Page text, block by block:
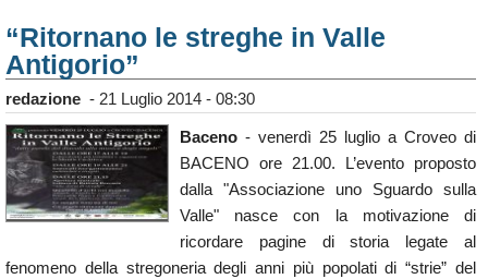
Annunci
“Ritornano le streghe in Valle
Antigorio”
redazione - 21 Luglio 2014 - 08:30
Baceno - venerdì 25 luglio a Croveo di
BACENO ore 21.00. L’evento proposto
dalla "Associazione uno Sguardo sulla
Valle" nasce con la motivazione di
ricordare pagine di storia legate al
fenomeno della stregoneria degli anni più popolati di “strie” del